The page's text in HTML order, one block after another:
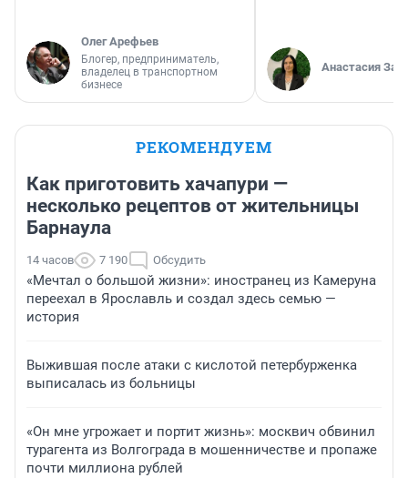
Олег Арефьев
Блогер, предприниматель,
владелец в транспортном
бизнесе
Анастасия
РЕКОМЕНДУЕМ
Как приготовить хачапури —
несколько рецептов от жительницы
Барнаула
14 часов 7 190 Обсудить
«Мечтал о большой жизни»: иностранец из Камеруна
переехал в Ярославль и создал здесь семью —
история
Выжившая после атаки с кислотой петербурженка
выписалась из больницы
«Он мне угрожает и портит жизнь»: москвич обвинил
турагента из Волгограда в мошенничестве и пропаже
почти миллиона рублей